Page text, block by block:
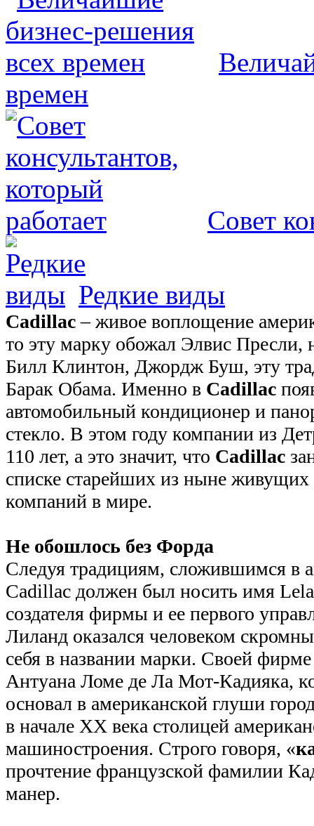
времен
Совет
Редкие виды
Cadillac– живое воплощение
то эту марку обожал Элвис Пресли,
Билл Клинтон, Джордж Буш, эту
Барак Обама. Именно в Cadillac
автомобильный кондиционер и
стекло. В этом году компании из
110 лет, а это значит, что Cadillac
списке старейших из ныне
компаний в мире.
Не обошлось без Форда
Следуя традициям, сложившимся в
Cadillac должен был носить имя
создателя фирмы и ее первого
Лиланд оказался человеком
себя в названии марки. Своей
Антуана Ломе де Ла Мот-Кадияка,
основал в американской глуши
в начале ХХ века столицей
машиностроения. Строго говоря, «
прочтение французской фамилии
манер.